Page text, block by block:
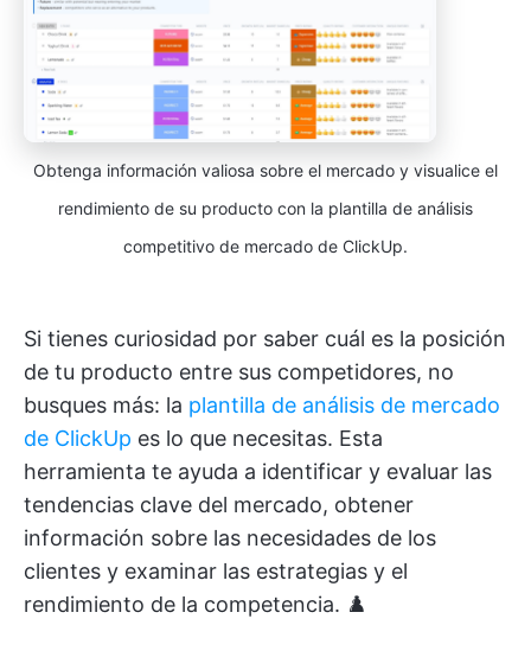
Obtenga información valiosa sobre el mercado y visualice el
rendimiento de su producto con la plantilla de análisis
competitivo de mercado de ClickUp.
Si tienes curiosidad por saber cuál es la posición
de tu producto entre sus competidores, no
busques más: la plantilla de análisis de mercado
de ClickUp es lo que necesitas. Esta
herramienta te ayuda a identificar y evaluar las
tendencias clave del mercado, obtener
información sobre las necesidades de los
clientes y examinar las estrategias y el
rendimiento de la competencia. ♟️